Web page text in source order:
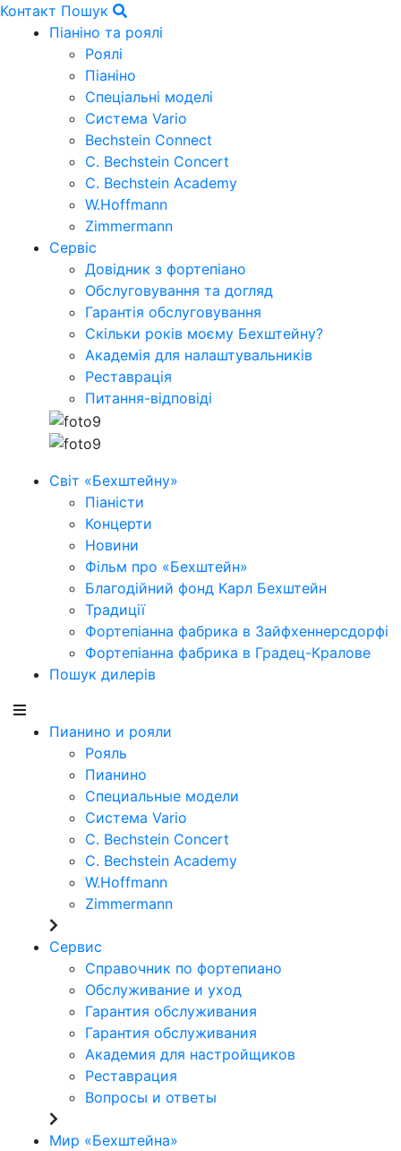
Контакт Пошук
Піаніно та роялі
Роялі
Піаніно
Спеціальні моделі
Система Vario
Bechstein Connect
C. Bechstein Concert
C. Bechstein Academy
W.Hoffmann
Zimmermann
Сервіс
Довідник з фортепіано
Обслуговування та догляд
Гарантія обслуговування
Скільки років моєму Бехштейну?
Академія для налаштувальників
Реставрація
Питання-відповіді
Світ «Бехштейну»
Піаністи
Концерти
Новини
Фільм про «Бехштейн»
Благодійний фонд Карл Бехштейн
Традиції
Фортепіанна фабрика в Зайфхеннерсдорфi
Фортепіанна фабрика в Градец-Кралове
Пошук дилерів
Пианино и рояли
Рояль
Пианино
Специальные модели
Система Vario
C. Bechstein Concert
C. Bechstein Academy
W.Hoffmann
Zimmermann
Сервис
Справочник по фортепиано
Обслуживание и уход
Гарантия обслуживания
Гарантия обслуживания
Академия для настройщиков
Реставрация
Вопросы и ответы
Мир «Бехштейна»